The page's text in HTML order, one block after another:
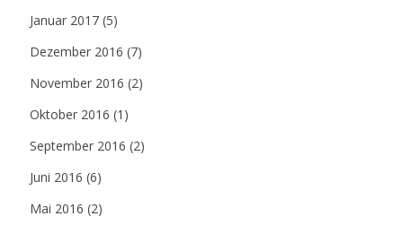
Januar 2017 (5)
Dezember 2016 (7)
November 2016 (2)
Oktober 2016 (1)
September 2016 (2)
Juni 2016 (6)
Mai 2016 (2)